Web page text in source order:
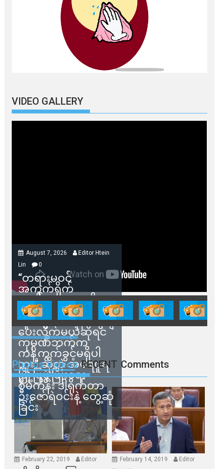
VIDEO GALLERY
August 7, 2026
Editor Htein
Lin
0
“တရားမဝင်
အကွက်ရိုက်
ရောင်းချမှုတွေကို
သက်ဆိုင်ရာတာဝန်ရှိ
သူတွေက ဂရန်တွေချ
ပေးလိုက်မယ်ဆိုရင်
ကုမ္ပဏီဘက်က
ကန့်ကွက်ခွင့်မရှိပါ
ဘူး” ဆိုတဲ့ အမရပူရ
မြို့ပြဖွံ့ဖြိုးရေး
စီမံကိန်း ဒါရိုက်တာ
ဦးဇော်ရဲဝင်းနဲ့ တွေ့ဆုံ
ခြင်း
Photos Videos RECENT Comments
February 22, 2019 Editor February 14, 2019
Editor